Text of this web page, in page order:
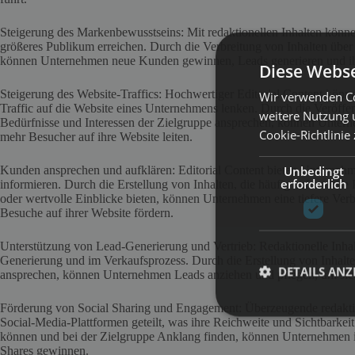
Steigerung des Markenbewusstseins: Mit redaktionellen Inhalten
größeres Publikum erreichen. Durch die Verbreitung von Inhalten
können Unternehmen neue Kunden gewinnen, Leads generieren und
Steigerung des Website-Traffics: Hochwertiger Editorial Content
Traffic auf die Website eines Unternehmens lenken. Durch die
Bedürfnisse und Interessen der Zielgruppe ansprechen, können
mehr Besucher auf ihre Website leiten.
Kunden ansprechen und aufklären: Editorial Content bieten
informieren. Durch die Erstellung von Inhalten, die häufig auftretende
oder wertvolle Einblicke bieten, können Unternehmen eine tiefere
Besuche auf ihrer Website fördern.
Unterstützung von Lead-Generierung und Vertrieb: Redaktionelle
Generierung und im Verkaufsprozess. Durch die Erstellung von
ansprechen, können Unternehmen Leads anziehen und pflegen, um
Förderung von Social Sharing und Engagement: Überzeugende
Social-Media-Plattformen geteilt, was ihre Reichweite und
können und bei der Zielgruppe Anklang finden, können
Shares gewinnen.
Diese
Wir verwenden
weitere Nutzung
Cookie-Richtlinie
Unbedingt
erforderlich
DETAILS